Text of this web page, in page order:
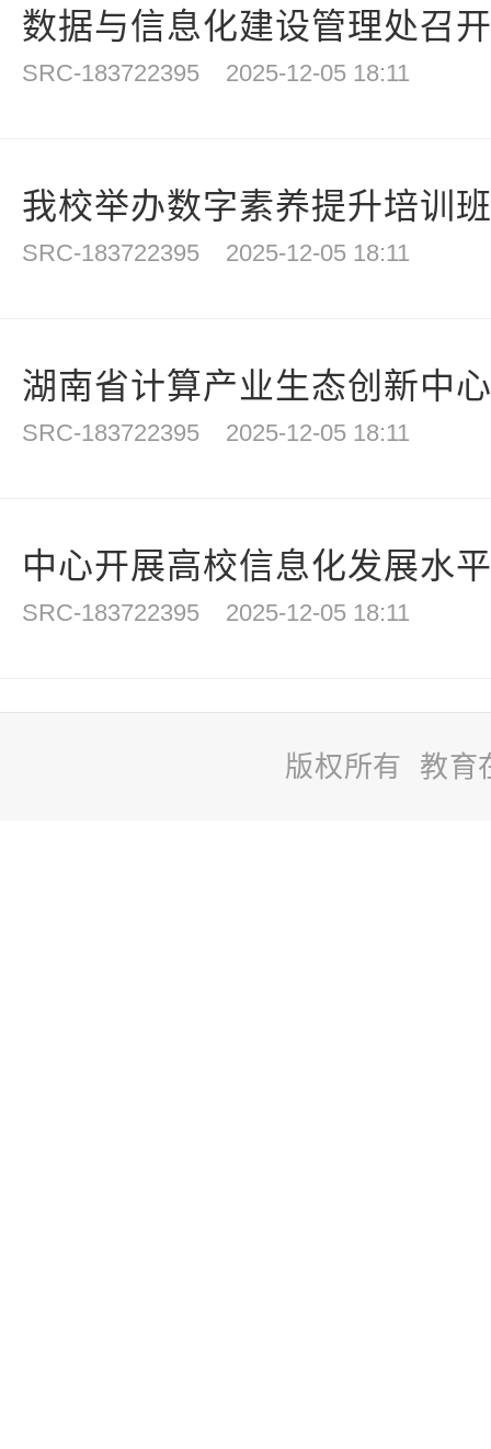
数据与信息化建设管理处召
SRC-183722395 2025-12-05 18:11
我校举办数字素养提升培训
SRC-183722395 2025-12-05 18:11
湖南省计算产业生态创新中
SRC-183722395 2025-12-05 18:11
中心开展高校信息化发展水
SRC-183722395 2025-12-05 18:11
版权所有 教育